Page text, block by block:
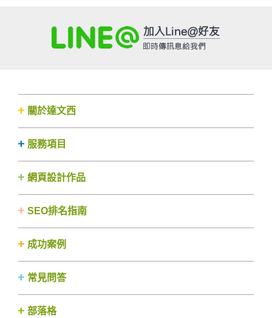
關於達文西
服務項目
網頁設計作品
SEO排名指南
成功案例
常見問答
部落格